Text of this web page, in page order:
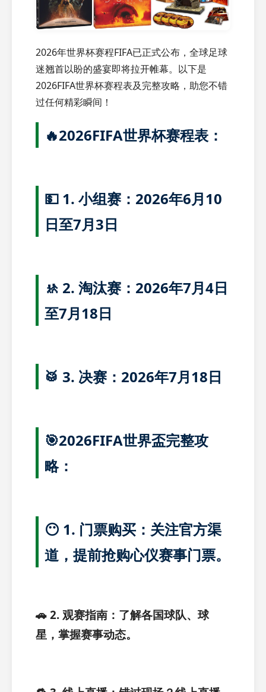
2026年世界杯赛程FIFA已正式公布，全球足球
迷翘首以盼的盛宴即将拉开帷幕。以下是
2026FIFA世界杯赛程表及完整攻略，助您不错
过任何精彩瞬间！
🔥2026FIFA世界杯赛程表：
💵 1. 小组赛：2026年6月10
日至7月3日
🚸 2. 淘汰赛：2026年7月4日
至7月18日
🥁 3. 决赛：2026年7月18日
🎯2026FIFA世界盃完整攻
略：
😶 1. 门票购买：关注官方渠
道，提前抢购心仪赛事门票。
🚗 2. 观赛指南：了解各国球队、球
星，掌握赛事动态。